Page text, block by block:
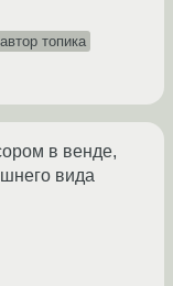
автор топика
в венде,
вида